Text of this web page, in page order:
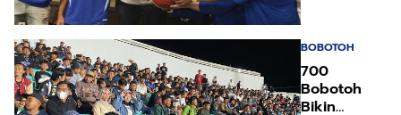
BOBOTOH
700
Bobotoh
Bikin